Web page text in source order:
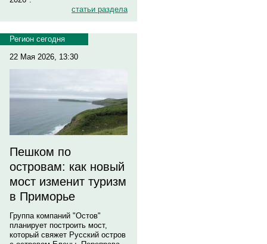
статьи раздела
Регион сегодня
22 Мая 2026, 13:30
Пешком по
островам: как новый
мост изменит туризм
в Приморье
Группа компаний "Остов"
планирует построить мост,
который свяжет Русский остров